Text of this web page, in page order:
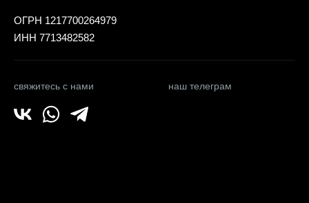
ОГРН 1217700264979
ИНН 7713482582
свяжитесь с нами наш телеграм